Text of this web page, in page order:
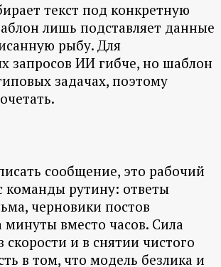
текст под конкретную
лишь подставляет данные
рыбу. Для
запросов ИИ гибче, но шаблон
задачах, поэтому
сообщение, это рабочий
команды рутину: ответы
черновики постов
минуты вместо часов. Сила
скорости и в снятии чистого
в том, что модель безлика и